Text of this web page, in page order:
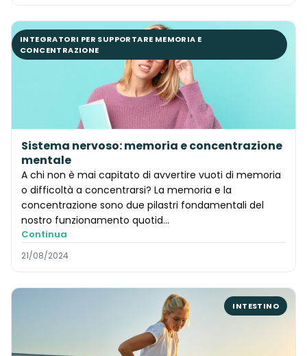
INTEGRATORI PER SUPPORTARE MEMORIA E
CONCENTRAZIONE
Sistema nervoso: memoria e concentrazione
mentale
A chi non è mai capitato di avvertire vuoti di memoria
o difficoltà a concentrarsi? La memoria e la
concentrazione sono due pilastri fondamentali del
nostro funzionamento quotid...
Continua
21/08/2024
INTESTINO